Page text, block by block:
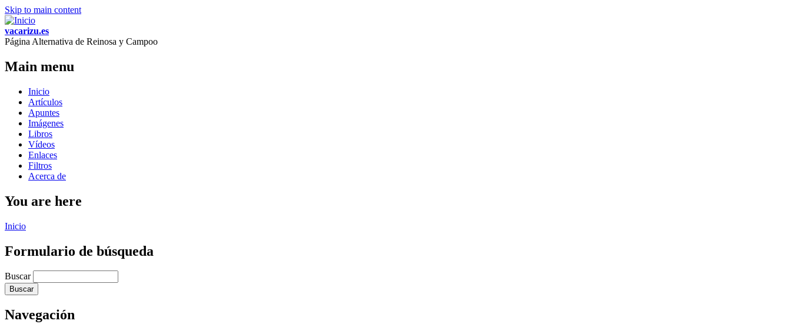
Skip to main content
vacarizu.es
Página Alternativa de Reinosa y Campoo
Main menu
Inicio
Artículos
Apuntes
Imágenes
Libros
Vídeos
Enlaces
Filtros
Acerca de
You are here
Inicio
Formulario de búsqueda
Buscar
Navegación